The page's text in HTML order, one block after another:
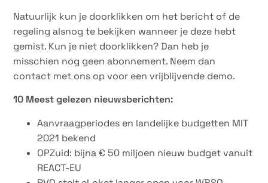
Natuurlijk kun je doorklikken om het bericht of de
regeling alsnog te bekijken wanneer je deze hebt
gemist. Kun je niet doorklikken? Dan heb je
misschien nog geen abonnement. Neem dan
contact met ons op voor een vrijblijvende demo.
10 Meest gelezen nieuwsberichten:
Aanvraagperiodes en landelijke budgetten MIT
2021 bekend
OPZuid: bijna € 50 miljoen nieuw budget vanuit
REACT-EU